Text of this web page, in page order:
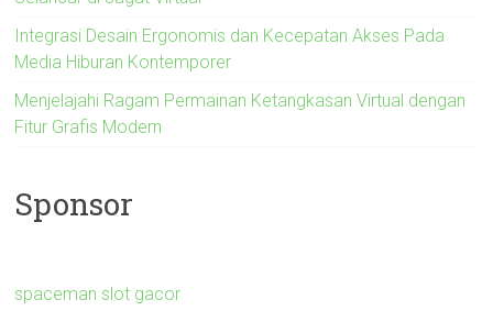
Integrasi Desain Ergonomis dan Kecepatan Akses Pada
Media Hiburan Kontemporer
Menjelajahi Ragam Permainan Ketangkasan Virtual dengan
Fitur Grafis Modern
Sponsor
spaceman slot gacor